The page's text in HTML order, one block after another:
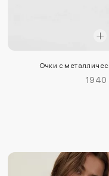
Очки с
1940